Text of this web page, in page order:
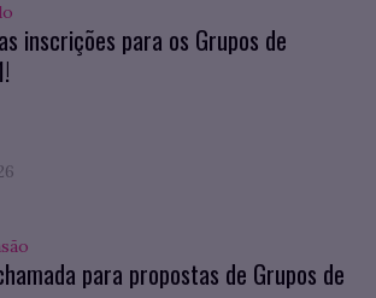
inscrições para os Grupos de
para propostas de Grupos de